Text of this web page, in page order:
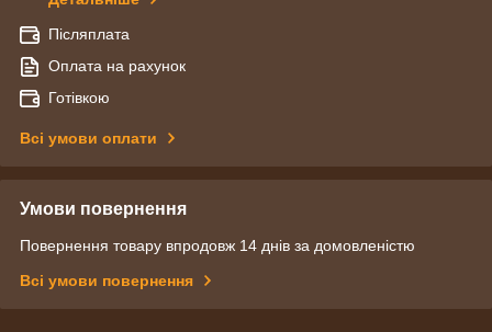
Післяплата
Оплата на рахунок
Готівкою
Всі умови оплати
Умови повернення
Повернення товару впродовж 14 днів за домовленістю
Всі умови повернення